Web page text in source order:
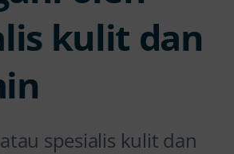
kulit dan
spesialis kulit dan